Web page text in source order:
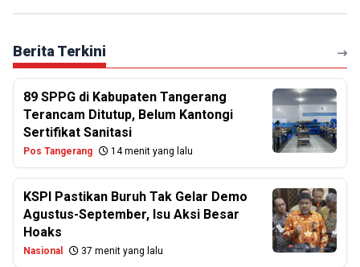
Berita Terkini
89 SPPG di Kabupaten Tangerang
Terancam Ditutup, Belum Kantongi
Sertifikat Sanitasi
Pos Tangerang 14 menit yang lalu
KSPI Pastikan Buruh Tak Gelar Demo
Agustus-September, Isu Aksi Besar
Hoaks
Nasional 37 menit yang lalu